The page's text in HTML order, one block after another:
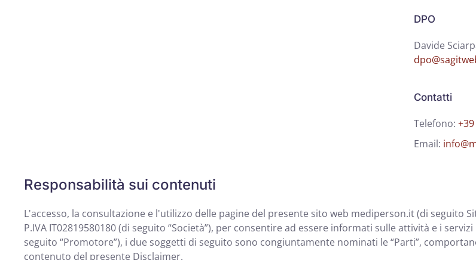
DPO
Davide
Contatti
Telefono:
Email:
Responsabilità sui contenuti
L'accesso, la consultazione e l'utilizzo delle pagine del presente sito web mediperson.it (di seguito
P.IVA IT02819580180 (di seguito “Società”), per consentire ad essere informati sulle attività e i
seguito “Promotore”), i due soggetti di seguito sono congiuntamente nominati le “Parti”,
contenuto del presente Disclaimer.